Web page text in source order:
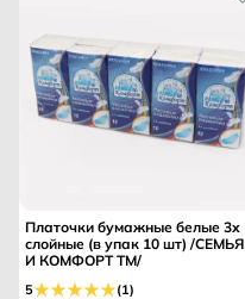
Платочки бумажные белые 3х
слойные (в упак 10 шт) /СЕМЬЯ
И КОМФОРТ ТМ/
5 (1)